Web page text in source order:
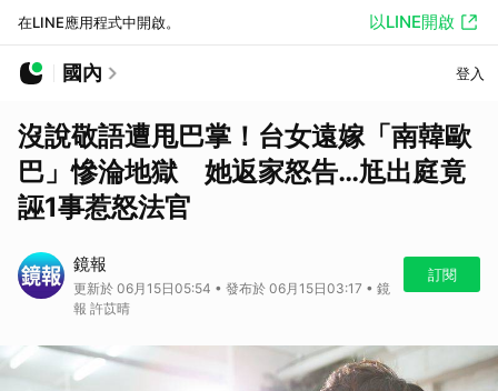
在LINE應用程式中開啟。 以LINE開啟
國內 登入
沒說敬語遭甩巴掌！台女遠嫁「南韓歐
巴」慘淪地獄 她返家怒告…尪出庭竟
誣1事惹怒法官
鏡報
更新於 06月15日05:54 • 發布於 06月15日03:17 • 鏡
報 許苡晴
訂閱